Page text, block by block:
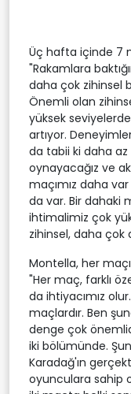
Üç hafta içinde 7
"Rakamlara
daha çok zihinsel
Önemli olan
yüksek
artıyor.
da tabii ki daha
oynayacağız ve
maçımız daha
da var. Bir dahaki
ihtimalimiz çok
zihinsel, daha çok
Montella, her
"Her maç, farklı
da ihtiyacımız
maçlardır. Ben
denge çok
iki bölümünde.
Karadağ'ın
oyunculara sahip